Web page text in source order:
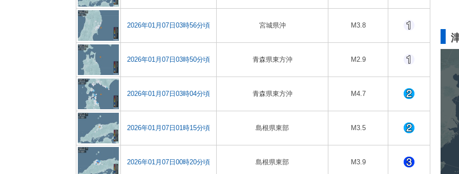
2026年01月07日03時56分頃 宮城県沖 M3.8
2026年01月07日03時50分頃 青森県東方沖 M2.9
2026年01月07日03時04分頃 青森県東方沖 M4.7
2026年01月07日01時15分頃 島根県東部 M3.5
2026年01月07日00時20分頃 島根県東部 M3.9